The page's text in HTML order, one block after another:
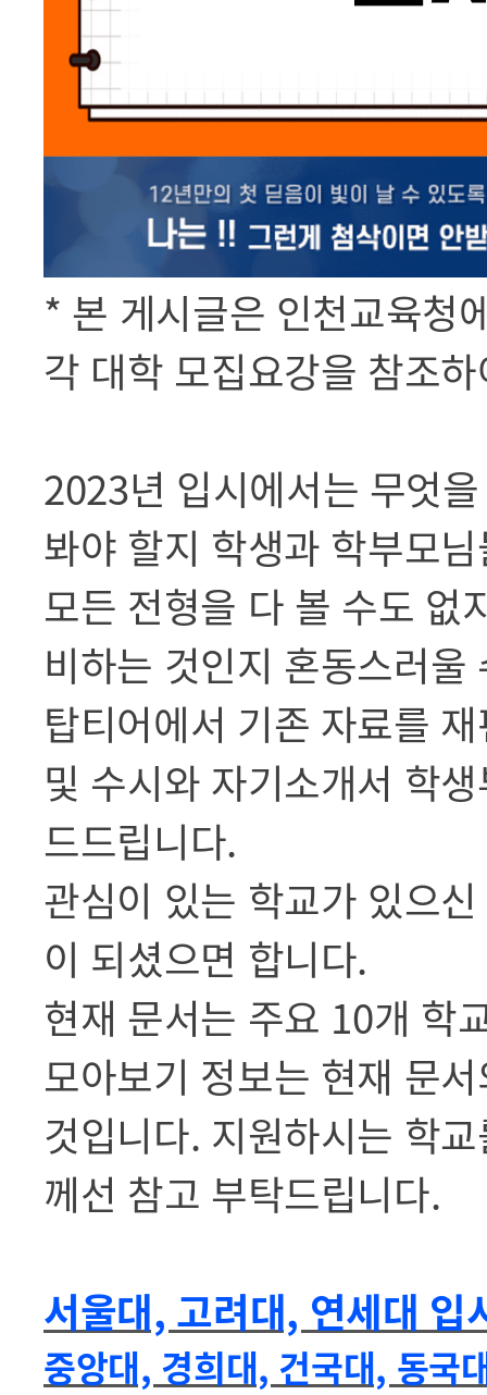
* 본 게시글은 인천교육청
각 대학 모집요강을 참조
2023년 입시에서는 무엇
봐야 할지 학생과 학부모
모든 전형을 다 볼 수도 없
비하는 것인지 혼동스러
탑티어에서 기존 자료를
및 수시와 자기소개서 학
드드립니다.
관심이 있는 학교가 있으
이 되셨으면 합니다.
현재 문서는 주요 10개 학
모아보기 정보는 현재 문
것입니다. 지원하시는 학
께선 참고 부탁드립니다.
서울대, 고려대, 연세대 입
중앙대, 경희대, 건국대, 동국